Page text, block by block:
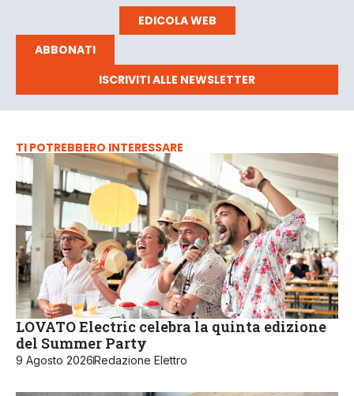
EDICOLA WEB
ABBONATI
ISCRIVITI ALLE NEWSLETTER
TI POTREBBERO INTERESSARE
LOVATO Electric celebra la quinta edizione
del Summer Party
9 Agosto 2026Redazione Elettro